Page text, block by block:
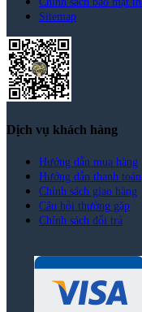
Sitemap
Dịch vụ khách hàng
Hướng dẫn mua hàng
Hướng dẫn thanh toán
Chính sách giao hàng
Câu hỏi thường gặp
Chính sách đổi trả